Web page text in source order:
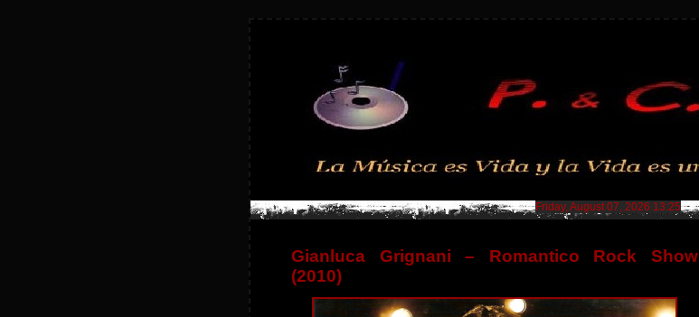
Friday, August 07, 2026 13:25
Gianluca Grignani – Romantico Rock Show
(2010)